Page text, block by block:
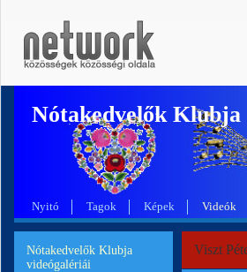
Nótakedvelők Klubja
Nyitó Tagok Képek Videók
Nótakedvelők Klubja
videógalériái
Viszt